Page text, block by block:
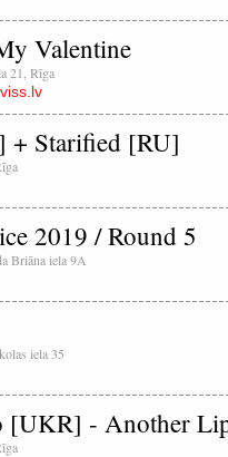
Valentine
21, Rīga
+ Starified [RU]
2019 / Round 5
Briāna iela 9A
iela 35
[UKR] - Another